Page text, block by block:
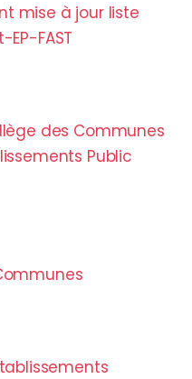
mise à jour liste
FAST
des Communes
Public